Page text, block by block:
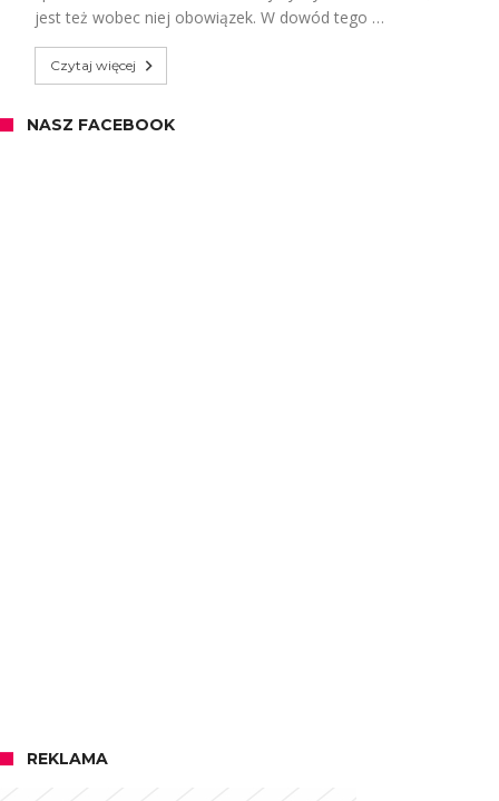
jest też wobec niej obowiązek. W dowód tego …
Czytaj więcej
NASZ FACEBOOK
REKLAMA